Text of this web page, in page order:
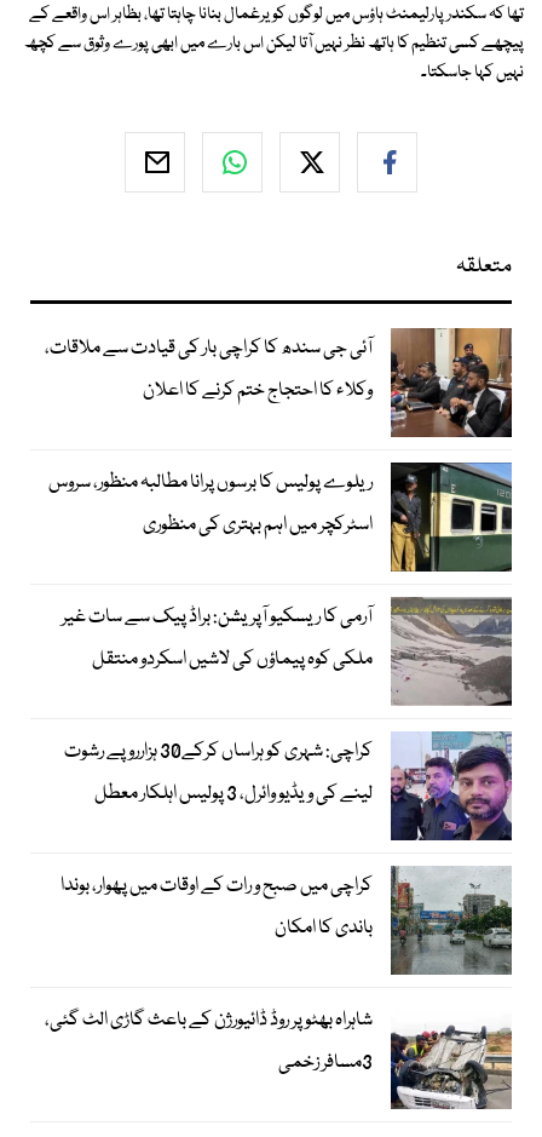
تھا کہ سکندر پارلیمنٹ ہاؤس میں لوگوں کو یرغمال بنانا چاہتا تھا، بظاہر اس واقعے کے
پیچھے کسی تنظیم کا ہاتھ نظر نہیں آتا لیکن اس بارے میں ابھی پورے وثوق سے کچھ
نہیں کہا جاسکتا۔
متعلقہ
آئی جی سندھ کا کراچی بار کی قیادت سے ملاقات،
وکلاء کا احتجاج ختم کرنے کا اعلان
ریلوے پولیس کا برسوں پرانا مطالبہ منظور، سروس
اسٹرکچر میں اہم بہتری کی منظوری
آرمی کا ریسکیو آپریشن: براڈ پیک سے سات غیر
ملکی کوہ پیماؤں کی لاشیں اسکردو منتقل
کراچی: شہری کو ہراساں کرکے30 ہزارروپے رشوت
لینے کی ویڈیو وائرل، 3 پولیس اہلکار معطل
کراچی میں صبح و رات کے اوقات میں پھوار، بوندا
باندی کا امکان
شاہراہ بھٹو پر روڈ ڈائیورژن کے باعث گاڑی الٹ گئی،
3مسافر زخمی